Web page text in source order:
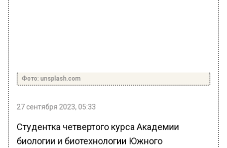
Фото: unsplash.com
27 сентября 2023, 05:33
Студентка четвертого курса Академии
биологии и биотехнологии Южного